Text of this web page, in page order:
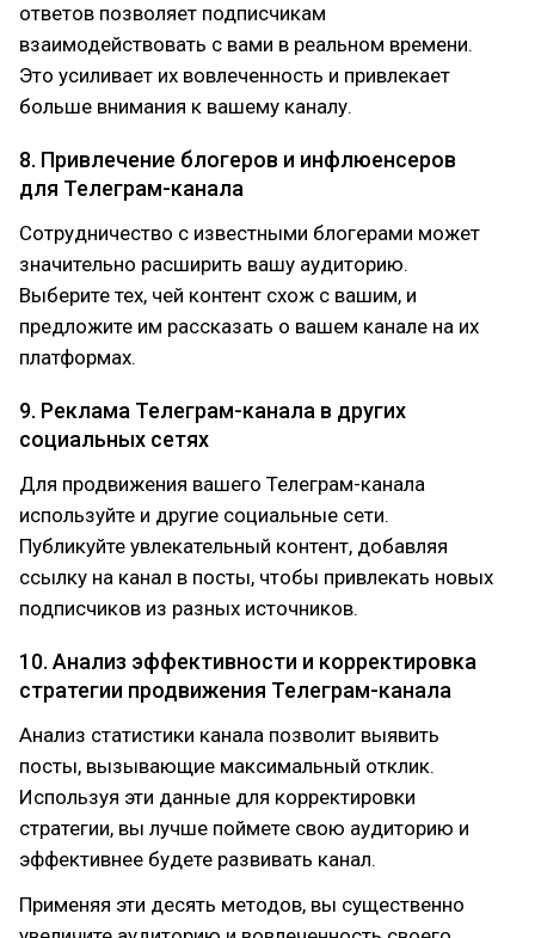
ответов позволяет подписчикам
взаимодействовать с вами в реальном времени.
Это усиливает их вовлеченность и привлекает
больше внимания к вашему каналу.
8. Привлечение блогеров и инфлюенсеров
для Телеграм-канала
Сотрудничество с известными блогерами может
значительно расширить вашу аудиторию.
Выберите тех, чей контент схож с вашим, и
предложите им рассказать о вашем канале на их
платформах.
9. Реклама Телеграм-канала в других
социальных сетях
Для продвижения вашего Телеграм-канала
используйте и другие социальные сети.
Публикуйте увлекательный контент, добавляя
ссылку на канал в посты, чтобы привлекать новых
подписчиков из разных источников.
10. Анализ эффективности и корректировка
стратегии продвижения Телеграм-канала
Анализ статистики канала позволит выявить
посты, вызывающие максимальный отклик.
Используя эти данные для корректировки
стратегии, вы лучше поймете свою аудиторию и
эффективнее будете развивать канал.
Применяя эти десять методов, вы существенно